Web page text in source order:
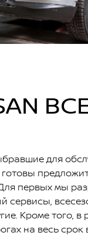
для
первых мы
Кроме того,
на весь срок